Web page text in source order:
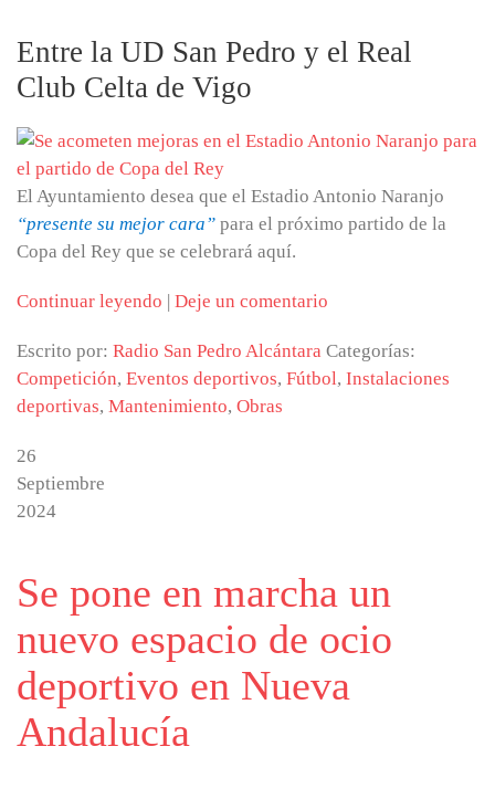
Entre la UD San Pedro y el Real
Club Celta de Vigo
El Ayuntamiento desea que el Estadio Antonio Naranjo
“presente su mejor cara” para el próximo partido de la
Copa del Rey que se celebrará aquí.
Continuar leyendo | Deje un comentario
Escrito por: Radio San Pedro Alcántara Categorías:
Competición, Eventos deportivos, Fútbol, Instalaciones
deportivas, Mantenimiento, Obras
26
Septiembre
2024
Se pone en marcha un
nuevo espacio de ocio
deportivo en Nueva
Andalucía